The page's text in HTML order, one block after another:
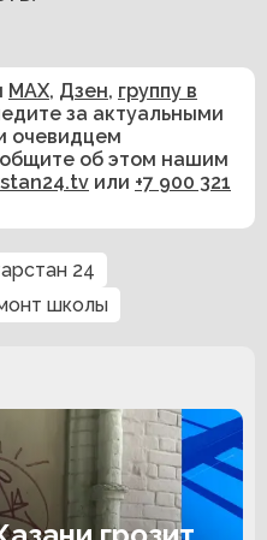
MAX, Дзен, группу в
за актуальными
очевидцем
об этом нашим
или +7 900 321
24
школы